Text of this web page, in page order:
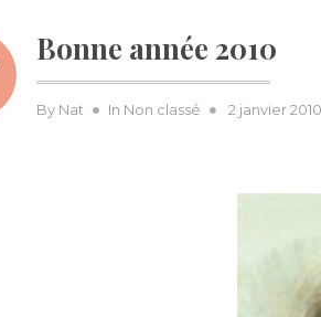
Bonne année 2010
By Nat In Non classé
Posted
2 janvier 2010